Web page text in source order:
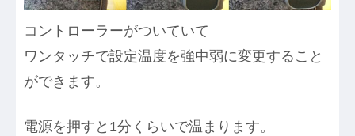
コントローラーがついていて
ワンタッチで設定温度を強中弱に変更すること
ができます。
電源を押すと1分くらいで温まります。